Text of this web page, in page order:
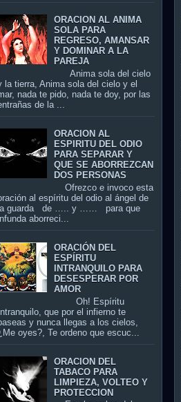
ORACION AL ANIMA
SOLA PARA
REGRESO, AMANSAR
Y DOMINAR A LA
PAREJA
Anima sola del cielo
la tierra, Anima sola del cielo y el
nada te pido, nada te doy, por las
de la ...
ORACION AL
ESPIRITU DEL ODIO
PARA SEPARAR Y
QUE SE ABORREZCAN
DOS PERSONAS
Ofrezco e invoco esta
al espíritu del odio al ángel de
la guarda de ….. y …… para que
aborreci...
ORACIÓN DEL
ESPÍRITU
INTRANQUILO PARA
DESESPERAR POR
AMOR
Oh! Espíritu
que por el infierno te
y nunca llegas a los cielos,
oyes?, Te ordeno que escuc...
ORACION DEL
TABACO PARA
LIMPIEZA, VOLTEO Y
PROTECCION